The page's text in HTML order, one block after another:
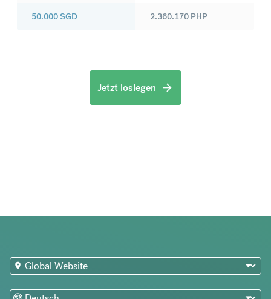
50.000SGD 2.360.170 PHP
Jetzt loslegen